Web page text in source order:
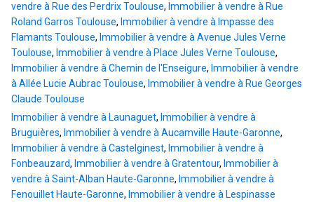
vendre à Rue des Perdrix Toulouse, Immobilier à vendre à Rue
Roland Garros Toulouse, Immobilier à vendre à Impasse des
Flamants Toulouse, Immobilier à vendre à Avenue Jules Verne
Toulouse, Immobilier à vendre à Place Jules Verne Toulouse,
Immobilier à vendre à Chemin de l'Enseigure, Immobilier à vendre
à Allée Lucie Aubrac Toulouse, Immobilier à vendre à Rue Georges
Claude Toulouse
Immobilier à vendre à Launaguet, Immobilier à vendre à
Bruguières, Immobilier à vendre à Aucamville Haute-Garonne,
Immobilier à vendre à Castelginest, Immobilier à vendre à
Fonbeauzard, Immobilier à vendre à Gratentour, Immobilier à
vendre à Saint-Alban Haute-Garonne, Immobilier à vendre à
Fenouillet Haute-Garonne, Immobilier à vendre à Lespinasse